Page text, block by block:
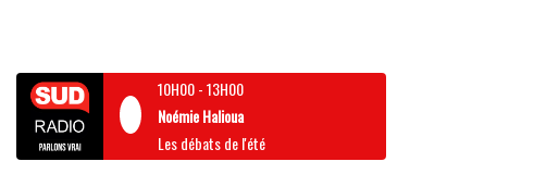
10H00-13H00
Noémie Halioua
Les débats de l'été